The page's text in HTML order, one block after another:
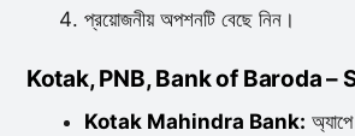
প্রয়োজনীয় অপশনটি বেছে নিন।
Kotak, PNB, Bank of Baroda –
Kotak Mahindra Bank: